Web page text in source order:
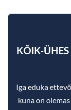
KÕIK-
Iga eduka
kuna on